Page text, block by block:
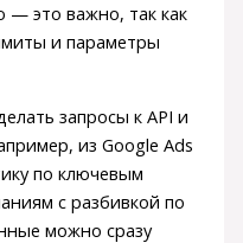
— это важно, так как
и параметры
запросы к API и
из Google Ads
по ключевым
с разбивкой по
можно сразу